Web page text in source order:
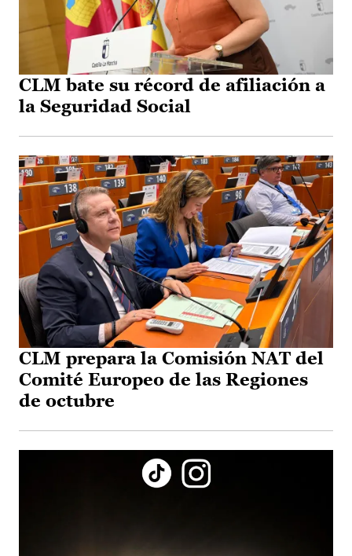
CLM bate su récord de afiliación a
la Seguridad Social
CLM prepara la Comisión NAT del
Comité Europeo de las Regiones
de octubre